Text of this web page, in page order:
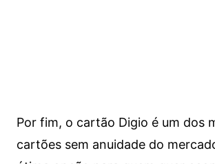
Por fim, o cartão Digio é um dos
cartões sem anuidade do